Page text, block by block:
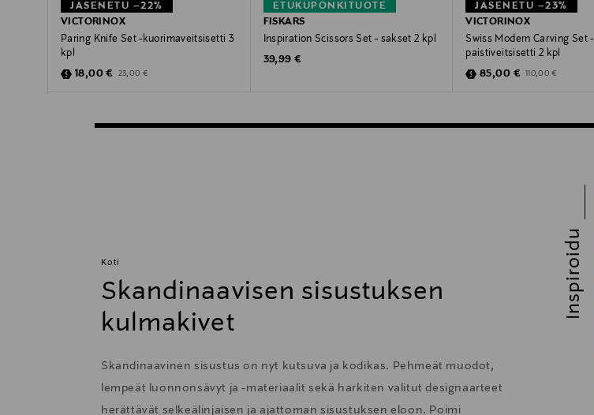
JÄSENETU –22%
VICTORINOX
Paring Knife Set -kuorimaveitsisetti 3
kpl
Discounted Price
18,00 € Original Price
23,00 €
ETUKUPONKITUOTE
FISKARS
Inspiration Scissors Set - sakset 2 kpl
Original Price
39,99 €
JÄSENETU –23%
VICTORINOX
Swiss Modern Carving Set -
paistiveitsisetti 2 kpl
Discounted Price
85,00 € Original Price
110,00 €
Koti
Skandinaavisen sisustuksen
kulmakivet
Skandinaavinen sisustus on nyt kutsuva ja kodikas. Pehmeät muodot,
lempeät luonnonsävyt ja -materiaalit sekä harkiten valitut designaarteet
herättävät selkeälinjaisen ja ajattoman sisustuksen eloon. Poimi
Inspiroidu